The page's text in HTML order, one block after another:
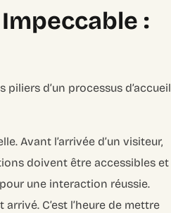
:
d’un processus d’accueil
Avant l’arrivée d’un visiteur,
doivent être accessibles et
une interaction réussie.
arrivé. C’est l’heure de mettre